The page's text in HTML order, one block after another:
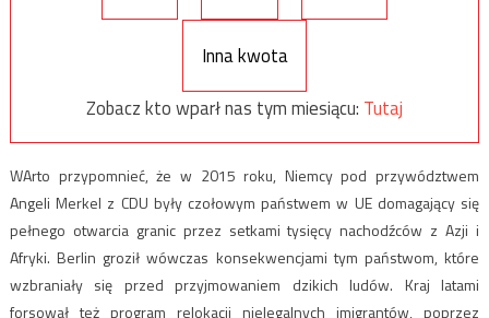
Inna kwota
Zobacz kto wparł nas tym miesiącu: Tutaj
WArto przypomnieć, że w 2015 roku, Niemcy pod przywództwem
Angeli Merkel z CDU były czołowym państwem w UE domagający się
pełnego otwarcia granic przez setkami tysięcy nachodźców z Azji i
Afryki. Berlin groził wówczas konsekwencjami tym państwom, które
wzbraniały się przed przyjmowaniem dzikich ludów. Kraj latami
forsował też program relokacji nielegalnych imigrantów, poprzez